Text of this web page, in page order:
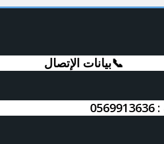
📞بيانات الإتصال